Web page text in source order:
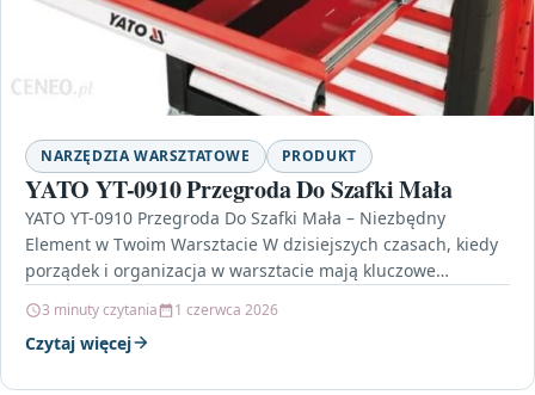
NARZĘDZIA WARSZTATOWE PRODUKT
YATO YT-0910 Przegroda Do Szafki Mała
YATO YT-0910 Przegroda Do Szafki Mała – Niezbędny
Element w Twoim Warsztacie W dzisiejszych czasach, kiedy
porządek i organizacja w warsztacie mają kluczowe
3 minuty czytania 1 czerwca 2026
Czytaj więcej